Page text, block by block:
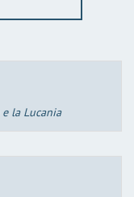
la Lucania